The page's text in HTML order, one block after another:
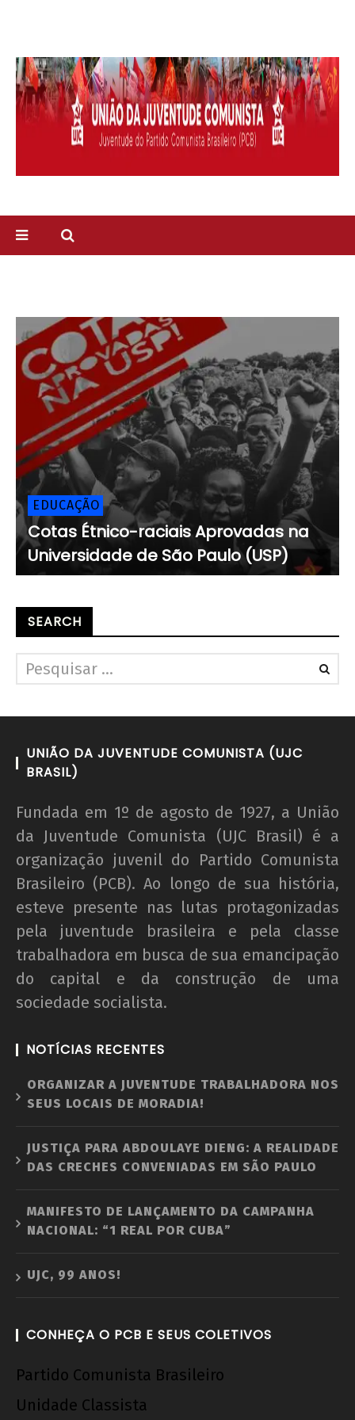
EDUCAÇÃO
Cotas Étnico-raciais Aprovadas na
Universidade de São Paulo (USP)
SEARCH
UNIÃO DA JUVENTUDE COMUNISTA (UJC
BRASIL)
Fundada em 1º de agosto de 1927, a União
da Juventude Comunista (UJC Brasil) é a
organização juvenil do Partido Comunista
Brasileiro (PCB). Ao longo de sua história,
esteve presente nas lutas protagonizadas
pela juventude brasileira e pela classe
trabalhadora em busca de sua emancipação
do capital e da construção de uma
sociedade socialista.
NOTÍCIAS RECENTES
ORGANIZAR A JUVENTUDE TRABALHADORA NOS
SEUS LOCAIS DE MORADIA!
JUSTIÇA PARA ABDOULAYE DIENG: A REALIDADE
DAS CRECHES CONVENIADAS EM SÃO PAULO
MANIFESTO DE LANÇAMENTO DA CAMPANHA
NACIONAL: “1 REAL POR CUBA”
UJC, 99 ANOS!
CONHEÇA O PCB E SEUS COLETIVOS
Partido Comunista Brasileiro
Unidade Classista